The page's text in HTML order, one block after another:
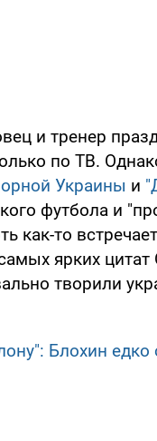
и тренер
по ТВ.
Украины и
футбола и
как-то
ярких цитат
творили
Блохин едко